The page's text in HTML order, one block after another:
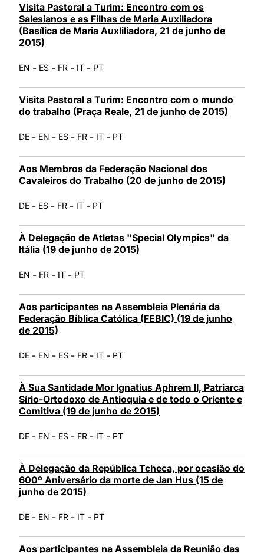
Visita Pastoral a Turim: Encontro com os
Salesianos e as Filhas de Maria Auxiliadora
(Basílica de Maria Auxliliadora, 21 de junho de
2015)
EN - ES - FR - IT - PT
Visita Pastoral a Turim: Encontro com o mundo
do trabalho (Praça Reale, 21 de junho de 2015)
DE - EN - ES - FR - IT - PT
Aos Membros da Federação Nacional dos
Cavaleiros do Trabalho (20 de junho de 2015)
DE - ES - FR - IT - PT
À Delegação de Atletas "Special Olympics" da
Itália (19 de junho de 2015)
EN - FR - IT - PT
Aos participantes na Assembleia Plenária da
Federação Bíblica Católica (FEBIC) (19 de junho
de 2015)
DE - EN - ES - FR - IT - PT
À Sua Santidade Mor Ignatius Aphrem II, Patriarca
Sírio-Ortodoxo de Antioquia e de todo o Oriente e
Comitiva (19 de junho de 2015)
DE - EN - ES - FR - IT - PT
À Delegação da República Tcheca, por ocasião do
600º Aniversário da morte de Jan Hus (15 de
junho de 2015)
DE - EN - FR - IT - PT
Aos participantes na Assembleia da Reunião das